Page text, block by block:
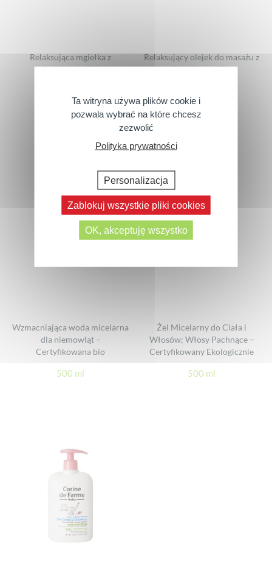
Relaksująca mgiełka z
ekstraktem z lipy
Relaksujący olejek do masażu z
ekstraktem z Lipy
Wzmacniająca woda micelarna
dla niemowląt –
Certyfikowana bio
500 ml
Żel Micelarny do Ciała i
Włosów; Włosy Pachnące –
Certyfikowany Ekologicznie
500 ml
Ta witryna używa plików cookie i
pozwala wybrać na które chcesz
zezwolić
Polityka prywatności
Personalizacja
Zablokuj wszystkie pliki cookies
OK, akceptuję wszystko